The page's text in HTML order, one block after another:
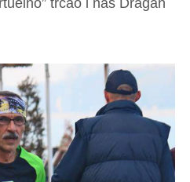
trčao i naš Dragan